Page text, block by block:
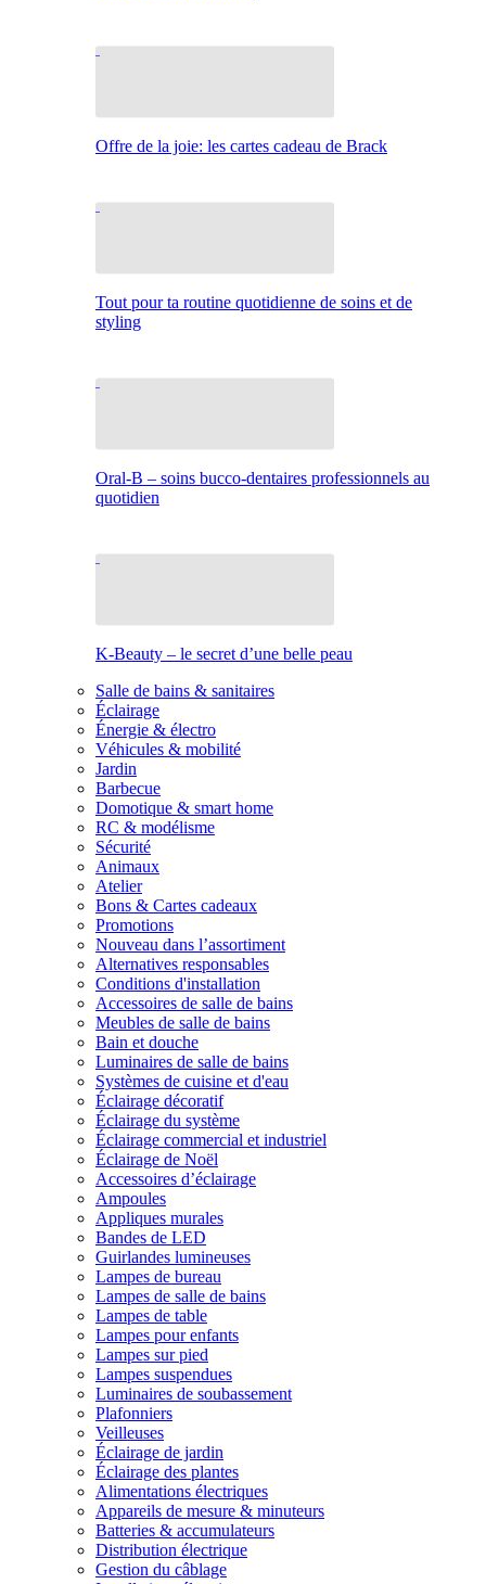
Offre de la joie: les cartes cadeau de Brack
Tout pour ta routine quotidienne de soins et de
styling
Oral-B – soins bucco-dentaires professionnels au
quotidien
K-Beauty – le secret d’une belle peau
Salle de bains & sanitaires
Éclairage
Énergie & électro
Véhicules & mobilité
Jardin
Barbecue
Domotique & smart home
RC & modélisme
Sécurité
Animaux
Atelier
Bons & Cartes cadeaux
Promotions
Nouveau dans l’assortiment
Alternatives responsables
Conditions d'installation
Accessoires de salle de bains
Meubles de salle de bains
Bain et douche
Luminaires de salle de bains
Systèmes de cuisine et d'eau
Éclairage décoratif
Éclairage du système
Éclairage commercial et industriel
Éclairage de Noël
Accessoires d’éclairage
Ampoules
Appliques murales
Bandes de LED
Guirlandes lumineuses
Lampes de bureau
Lampes de salle de bains
Lampes de table
Lampes pour enfants
Lampes sur pied
Lampes suspendues
Luminaires de soubassement
Plafonniers
Veilleuses
Éclairage de jardin
Éclairage des plantes
Alimentations électriques
Appareils de mesure & minuteurs
Batteries & accumulateurs
Distribution électrique
Gestion du câblage